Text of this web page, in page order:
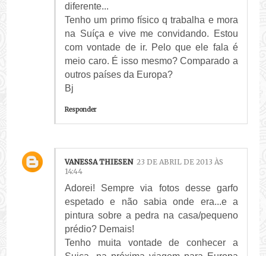
diferente...
Tenho um primo físico q trabalha e mora
na Suíça e vive me convidando. Estou
com vontade de ir. Pelo que ele fala é
meio caro. É isso mesmo? Comparado a
outros países da Europa?
Bj
Responder
VANESSA THIESEN 23 DE ABRIL DE 2013 ÀS
14:44
Adorei! Sempre via fotos desse garfo
espetado e não sabia onde era...e a
pintura sobre a pedra na casa/pequeno
prédio? Demais!
Tenho muita vontade de conhecer a